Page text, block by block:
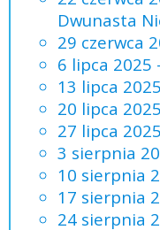
Dwunasta
29 czerwca
6 lipca 2025
13 lipca
20 lipca
27 lipca
3 sierpnia
10 sierpnia
17 sierpnia
24 sierpnia